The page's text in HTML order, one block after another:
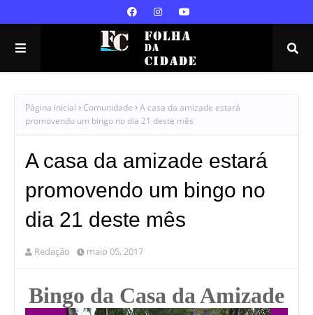
Página inicial Comunidade
A casa da amizade estará
promovendo um bingo no dia 21 deste mês
A casa da amizade estará
promovendo um bingo no
dia 21 deste mês
Redação maio 05, 2017
Bingo da Casa da Amizade